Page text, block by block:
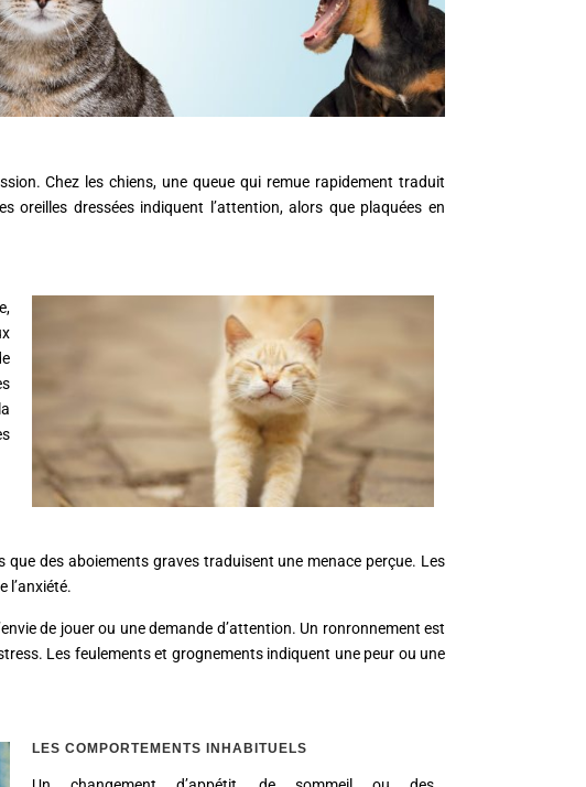
Chez les chiens, une queue qui remue rapidement traduit
oreilles dressées indiquent l’attention, alors que plaquées en
des aboiements graves traduisent une menace perçue. Les
l’anxiété.
de jouer ou une demande d’attention. Un ronronnement est
Les feulements et grognements indiquent une peur ou une
LES COMPORTEMENTS INHABITUELS